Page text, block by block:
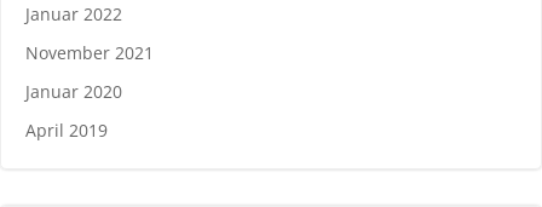
Januar 2022
November 2021
Januar 2020
April 2019